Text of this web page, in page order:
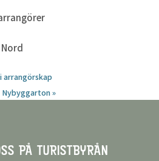
arrangörskap
Nybyggarton»
PÅ TURISTBYRÅN